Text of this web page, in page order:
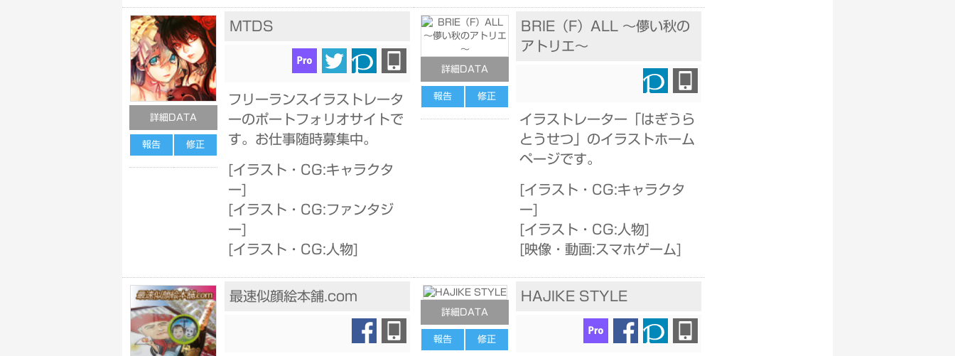
詳細DATA
報告 修正
MTDS
フリーランスイラストレータ
ーのポートフォリオサイトで
す。お仕事随時募集中。
[イラスト・CG:キャラクタ
ー]
[イラスト・CG:ファンタジ
ー]
[イラスト・CG:人物]
詳細DATA
報告 修正
BRIE（F）ALL ～儚い秋の
アトリエ～
イラストレーター「はぎうら
とうせつ」のイラストホーム
ページです。
[イラスト・CG:キャラクタ
ー]
[イラスト・CG:人物]
[映像・動画:スマホゲーム]
最速似顔絵本舗.com
詳細DATA
報告 修正
HAJIKE STYLE